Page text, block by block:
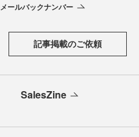
メールバックナンバー
記事掲載のご依頼
SalesZine